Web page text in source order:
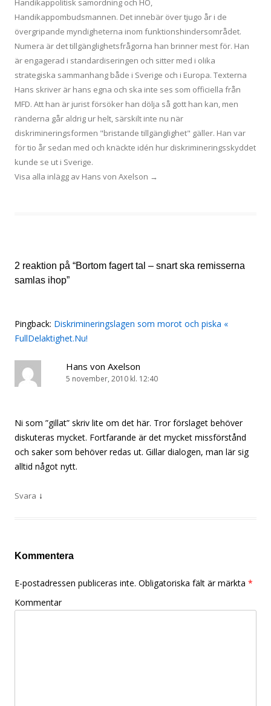
Handikappolitisk samordning och HO,
Handikappombudsmannen. Det innebär över tjugo år i de
övergripande myndigheterna inom funktionshindersområdet.
Numera är det tillgänglighetsfrågorna han brinner mest för. Han
är engagerad i standardiseringen och sitter med i olika
strategiska sammanhang både i Sverige och i Europa. Texterna
Hans skriver är hans egna och ska inte ses som officiella från
MFD. Att han är jurist försöker han dölja så gott han kan, men
ränderna går aldrig ur helt, särskilt inte nu när
diskrimineringsformen "bristande tillgänglighet" gäller. Han var
för tio år sedan med och knäckte idén hur diskrimineringsskyddet
kunde se ut i Sverige.
Visa alla inlägg av Hans von Axelson →
2 reaktion på “Bortom fagert tal – snart ska remisserna
samlas ihop”
Pingback: Diskrimineringslagen som morot och piska «
FullDelaktighet.Nu!
Hans von Axelson
5 november, 2010 kl. 12:40
Ni som ”gillat” skriv lite om det här. Tror förslaget behöver
diskuteras mycket. Fortfarande är det mycket missförstånd
och saker som behöver redas ut. Gillar dialogen, man lär sig
alltid något nytt.
Svara ↓
Kommentera
E-postadressen publiceras inte. Obligatoriska fält är märkta *
Kommentar